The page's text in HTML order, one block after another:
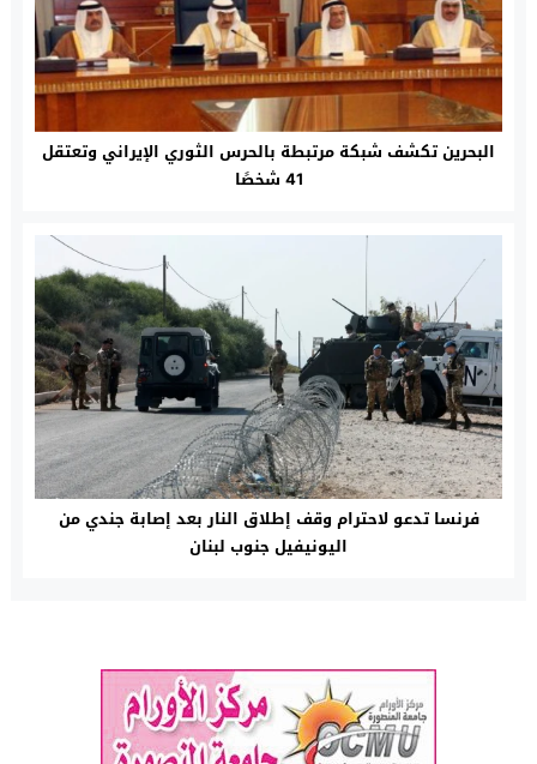
البحرين تكشف شبكة مرتبطة بالحرس الثوري الإيراني وتعتقل
41 شخصًا
فرنسا تدعو لاحترام وقف إطلاق النار بعد إصابة جندي من
اليونيفيل جنوب لبنان